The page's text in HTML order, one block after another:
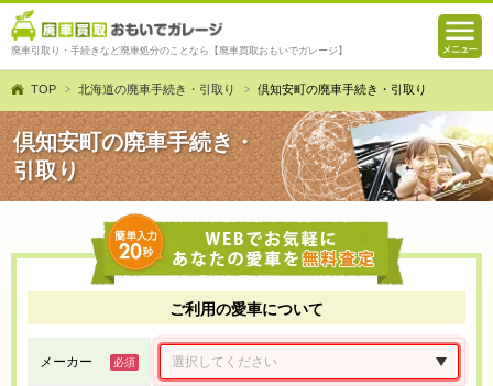
廃車引取り・手続きなど廃車処分のことなら【廃車買取おもいでガレージ】
TOP 北海道の廃車手続き・引取り 倶知安町の廃車手続き・引取り
倶知安町の廃車手続き・
引取り
ご利用の愛車について
メーカー